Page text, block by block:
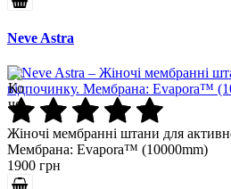
Neve Astra
Жіночі мембранні штани для
Мембрана: Evapora™ (10000mm)
1900 грн